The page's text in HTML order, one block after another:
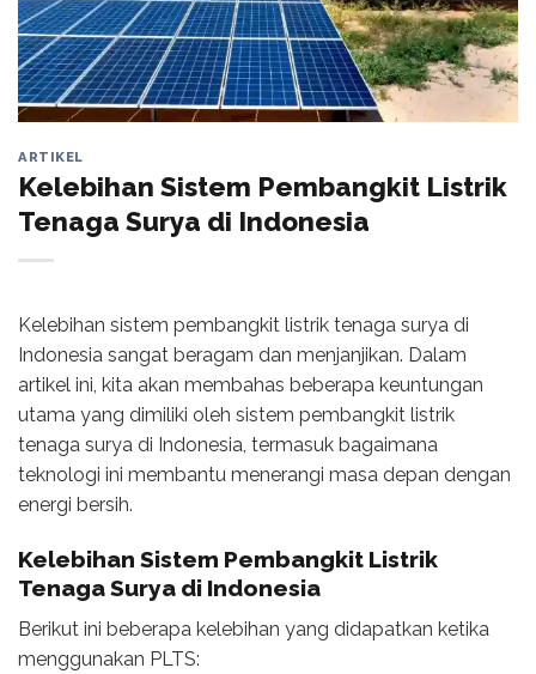
ARTIKEL
Kelebihan Sistem Pembangkit Listrik
Tenaga Surya di Indonesia
Kelebihan sistem pembangkit listrik tenaga surya di
Indonesia sangat beragam dan menjanjikan. Dalam
artikel ini, kita akan membahas beberapa keuntungan
utama yang dimiliki oleh sistem pembangkit listrik
tenaga surya di Indonesia, termasuk bagaimana
teknologi ini membantu menerangi masa depan dengan
energi bersih.
Kelebihan Sistem Pembangkit Listrik
Tenaga Surya di Indonesia
Berikut ini beberapa kelebihan yang didapatkan ketika
menggunakan PLTS: